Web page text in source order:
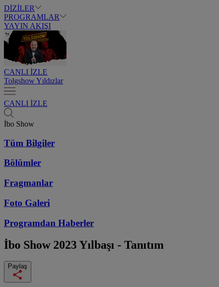
DİZİLER
PROGRAMLAR
YAYIN AKIŞI
CANLI İZLE
Tolgshow Yıldızlar
CANLI İZLE
İbo Show
Tüm Bilgiler
Bölümler
Fragmanlar
Foto Galeri
Programdan Haberler
İbo Show 2023 Yılbaşı - Tanıtım
Paylaş